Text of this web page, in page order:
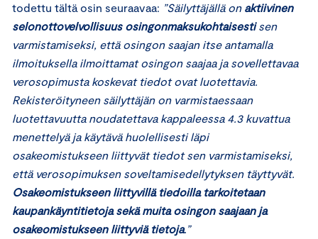
todettu tältä osin seuraavaa: ”Säilyttäjällä on aktiivinen
selonottovelvollisuus osingonmaksukohtaisestisen
varmistamiseksi, että osingon saajan itse antamalla
ilmoituksella ilmoittamat osingon saajaa ja sovellettavaa
verosopimusta koskevat tiedot ovat luotettavia.
Rekisteröityneen säilyttäjän on varmistaessaan
luotettavuutta noudatettava kappaleessa 4.3 kuvattua
menettelyä ja käytävä huolellisesti läpi
osakeomistukseen liittyvät tiedot sen varmistamiseksi,
että verosopimuksen soveltamisedellytyksen täyttyvät.
Osakeomistukseen liittyvillä tiedoilla tarkoitetaan
kaupankäyntitietoja sekä muita osingon saajaan ja
osakeomistukseen liittyviä tietoja.”